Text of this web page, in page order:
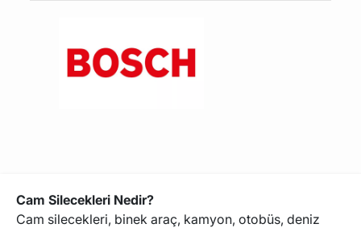
FSO
Cam Silecekleri Nedir?
Cam silecekleri, binek araç, kamyon, otobüs, deniz